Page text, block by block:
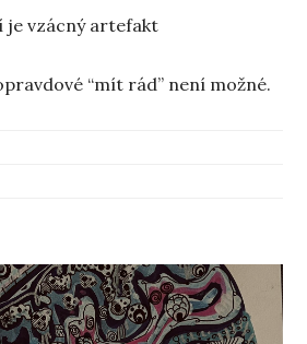
je vzácný artefakt
“mít rád” není možné.